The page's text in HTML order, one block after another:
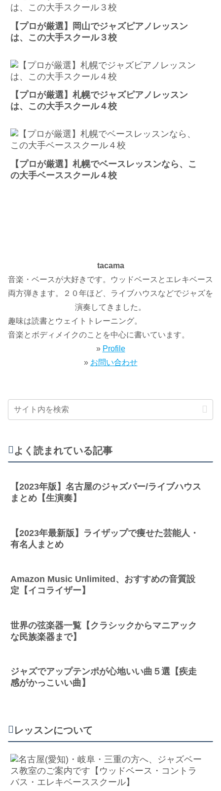
【プロが厳選】岡山でジャズピアノレッスン
は、この大手スクール３校
【プロが厳選】札幌でジャズピアノレッスン
は、この大手スクール４校
【プロが厳選】札幌でベースレッスンなら、こ
の大手ベーススクール４校
tacama
音楽・ベースが大好きです。ウッドベースとエレキベース
両方弾きます。２０年ほど、ライブハウスなどでジャズを
演奏してきました。
趣味は読書とウェイトトレーニング。
音楽とボディメイクのことを中心に書いています。
» Profile
» お問い合わせ
よく読まれている記事
【2023年版】名古屋のジャズバー/ライブハウス
まとめ【生演奏】
【2023年最新版】ライザップで痩せた芸能人・
有名人まとめ
Amazon Music Unlimited、おすすめの音質設
定【イコライザー】
世界の弦楽器一覧【クラシックからマニアック
な民族楽器まで】
ジャズでアップテンポが心地いい曲５選【疾走
感がかっこいい曲】
レッスンについて